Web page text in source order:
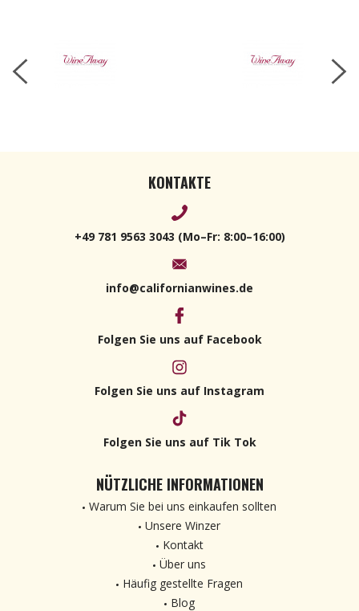
KONTAKTE
+49 781 9563 3043 (Mo–Fr: 8:00–16:00)
info@californianwines.de
Folgen Sie uns auf Facebook
Folgen Sie uns auf Instagram
Folgen Sie uns auf Tik Tok
NÜTZLICHE INFORMATIONEN
Warum Sie bei uns einkaufen sollten
Unsere Winzer
Kontakt
Über uns
Häufig gestellte Fragen
Blog